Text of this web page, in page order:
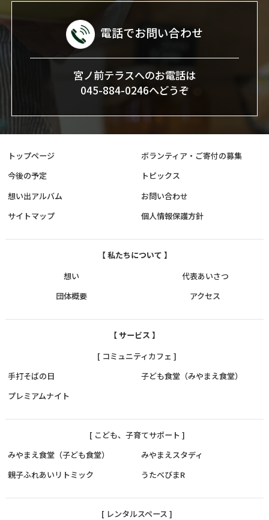
電話でお問い合わせ
宮ノ前テラスへのお電話は
045-884-0246へどうぞ
トップページ
ボランティア・ご寄付の募集
今後の予定
トピックス
想い出アルバム
お問い合わせ
サイトマップ
個人情報保護方針
【 私たちについて 】
想い
代表あいさつ
団体概要
アクセス
【 サービス 】
[ コミュニティカフェ ]
手打そばの日
子ども食堂（みやまえ食堂）
プレミアムナイト
[ こども、子育てサポート ]
みやまえ食堂（子ども食堂）
みやまえスタディ
親子ふれあいリトミック
うたべびまR
[ レンタルスペース ]